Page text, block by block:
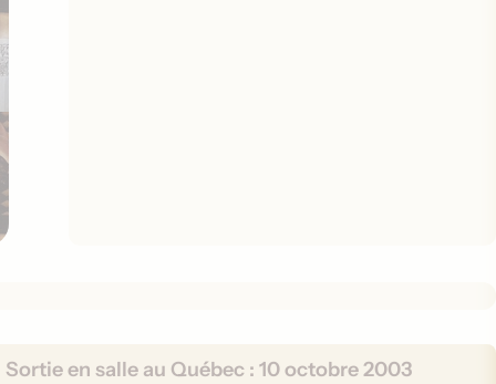
Sortie en salle au Québec :10 octobre 2003